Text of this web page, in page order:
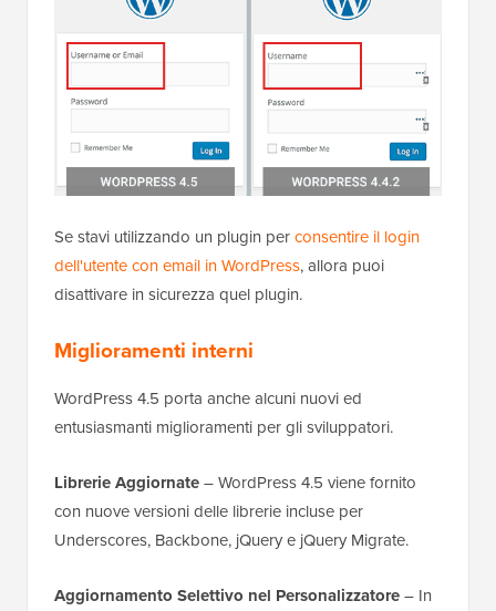
Se stavi utilizzando un plugin perconsentire il login
dell'utente con email in WordPress, allora puoi
disattivare in sicurezza quel plugin.
Miglioramenti interni
WordPress 4.5 porta anche alcuni nuovi ed
entusiasmanti miglioramenti per gli sviluppatori.
Librerie Aggiornate– WordPress 4.5 viene fornito
con nuove versioni delle librerie incluse per
Underscores, Backbone, jQuery e jQuery Migrate.
Aggiornamento Selettivo nel Personalizzatore– In